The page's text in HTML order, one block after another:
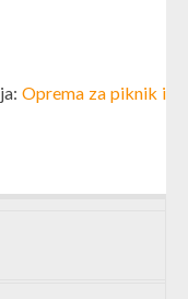
Oprema za piknik i